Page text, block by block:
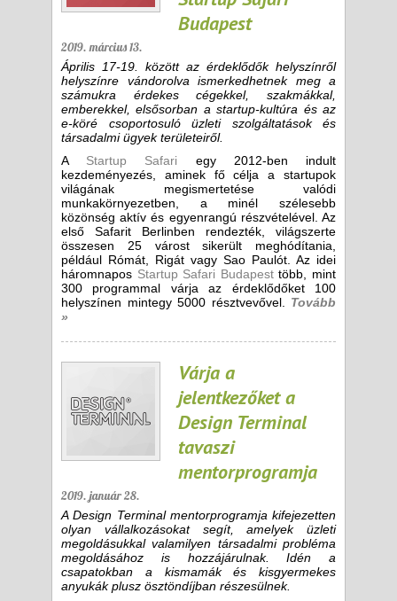
Budapest
2019. március 13.
Április 17-19. között az érdeklődők helyszínről
helyszínre vándorolva ismerkedhetnek meg a
számukra érdekes cégekkel, szakmákkal,
emberekkel, elsősorban a startup-kultúra és az
e-köré csoportosuló üzleti szolgáltatások és
társadalmi ügyek területeiről.
A Startup Safari egy 2012-ben indult
kezdeményezés, aminek fő célja a startupok
világának megismertetése valódi
munkakörnyezetben, a minél szélesebb
közönség aktív és egyenrangú részvételével. Az
első Safarit Berlinben rendezték, világszerte
összesen 25 várost sikerült meghódítania,
például Rómát, Rigát vagy Sao Paulót. Az idei
háromnapos Startup Safari Budapesttöbb, mint
300 programmal várja az érdeklődőket 100
helyszínen mintegy 5000 résztvevővel.
Tovább
»
Várja a
jelentkezőket a
Design Terminal
tavaszi
mentorprogramja
2019. január 28.
A Design Terminal mentorprogramja kifejezetten
olyan vállalkozásokat segít, amelyek üzleti
megoldásukkal valamilyen társadalmi probléma
megoldásához is hozzájárulnak. Idén a
csapatokban a kismamák és kisgyermekes
anyukák plusz ösztöndíjban részesülnek.